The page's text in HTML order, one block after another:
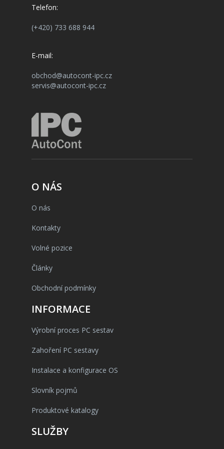
Telefon:
(+420) 733 688 944
E-mail:
obchod@autocont-ipc.cz
servis@autocont-ipc.cz
O NÁS
O nás
Kontakty
Volné pozice
Články
Obchodní podmínky
INFORMACE
Výrobní proces PC sestav
Zahoření PC sestavy
Instalace a konfigurace OS
Slovník pojmů
Produktové katalogy
SLUŽBY